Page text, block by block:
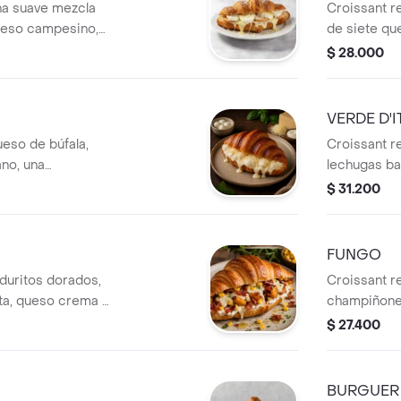
suave mezcla
campesino,
Acompañado
Croissant
de siete
ricotta,
$ 28.000
de búfala,
una
texturas
VERDE
Croissant
lechugas
aceitunas
$ 31.200
dorados,
queso crema y
FUNGO
Croissant
baby,
$ 27.400
BURGUER